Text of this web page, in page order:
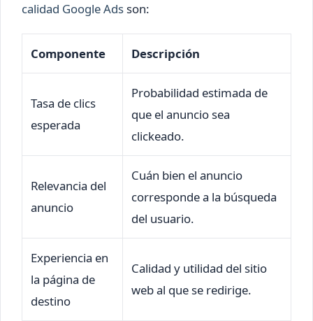
calidad Google Adsson:
Componente Descripción
Tasa de clics
esperada
Probabilidad estimada de
que el anuncio sea
clickeado.
Relevancia del
anuncio
Cuán bien el anuncio
corresponde a la búsqueda
del usuario.
Experiencia en
la página de
destino
Calidad y utilidad del sitio
web al que se redirige.